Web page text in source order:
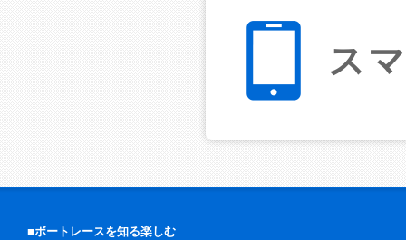
ス
■ボートレースを知る楽しむ